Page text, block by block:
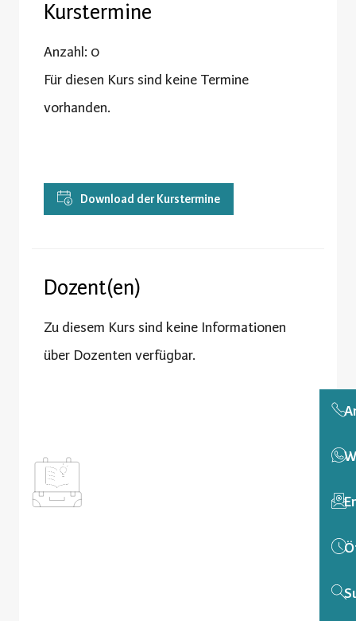
Kurstermine
Anzahl: 0
Für diesen Kurs sind keine Termine
vorhanden.
Download der Kurstermine
Dozent(en)
Zu diesem Kurs sind keine Informationen
über Dozenten verfügbar.